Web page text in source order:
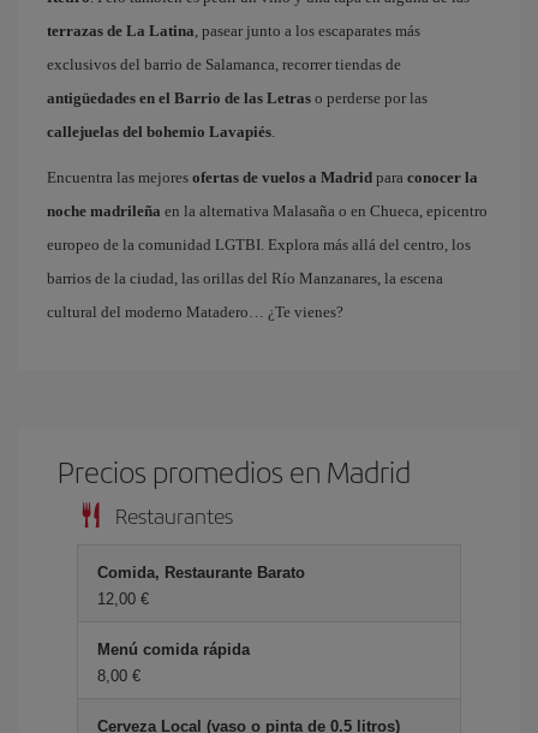
terrazas de La Latina, pasear junto a los escaparates más
exclusivos del barrio de Salamanca, recorrer tiendas de
antigüedades en el Barrio de las Letras o perderse por las
callejuelas del bohemio Lavapiés.
Encuentra las mejores ofertas de vuelos a Madrid para conocer la
noche madrileña en la alternativa Malasaña o en Chueca, epicentro
europeo de la comunidad LGTBI. Explora más allá del centro, los
barrios de la ciudad, las orillas del Río Manzanares, la escena
cultural del moderno Matadero… ¿Te vienes?
Precios promedios en Madrid
Restaurantes
Comida, Restaurante Barato
12,00 €
Menú comida rápida
8,00 €
Cerveza Local (vaso o pinta de 0.5 litros)